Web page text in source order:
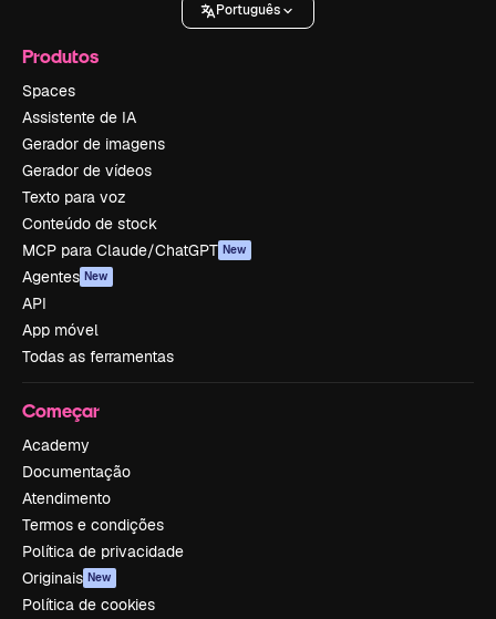
Português
Produtos
Spaces
Assistente de IA
Gerador de imagens
Gerador de vídeos
Texto para voz
Conteúdo de stock
MCP para Claude/ChatGPT New
Agentes New
API
App móvel
Todas as ferramentas
Começar
Academy
Documentação
Atendimento
Termos e condições
Política de privacidade
Originais New
Política de cookies